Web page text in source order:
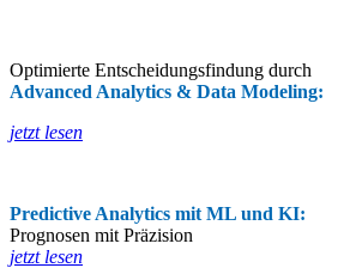
Optimierte Entscheidungsfindung durch
Advanced Analytics & Data Modeling:
jetzt lesen
Predictive Analytics mit ML und KI:
Prognosen mit Präzision
jetzt lesen